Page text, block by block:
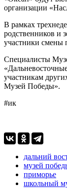
организации
В рамках
родственников и
участники смены
Специалисты
участникам
Музей Победы».
#ик
дальний
музей
приморье
школьный